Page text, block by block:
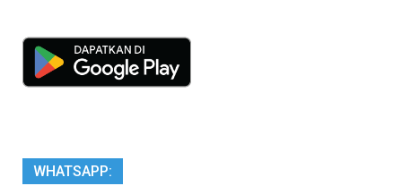
WHATSAPP: